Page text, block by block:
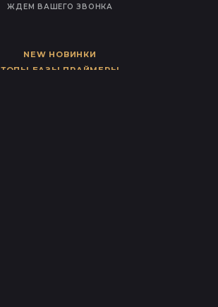
ЖДЕМ ВАШЕГО ЗВОНКА
NEW НОВИНКИ
ТОПЫ БАЗЫ ПРАЙМЕРЫ